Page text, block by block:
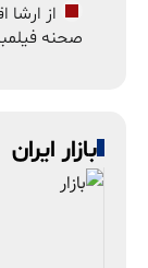
صحنه
بازار ایران